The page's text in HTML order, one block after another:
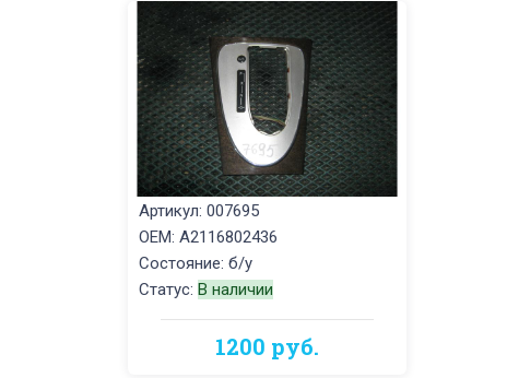
Артикул: 007695
OEM: A2116802436
Состояние: б/у
Статус: В наличии
1200 руб.